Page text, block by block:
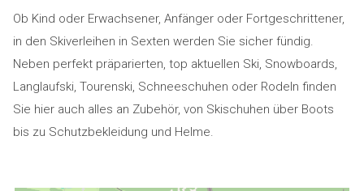
Ob Kind oder Erwachsener, Anfänger oder Fortgeschrittener,
in den Skiverleihen in Sexten werden Sie sicher fündig.
Neben perfekt präparierten, top aktuellen Ski, Snowboards,
Langlaufski, Tourenski, Schneeschuhen oder Rodeln finden
Sie hier auch alles an Zubehör, von Skischuhen über Boots
bis zu Schutzbekleidung und Helme.